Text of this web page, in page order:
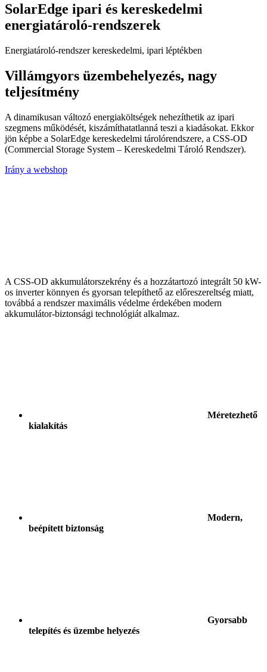
SolarEdge ipari és kereskedelmi
energiatároló-rendszerek
Energiatároló-rendszer kereskedelmi, ipari léptékben
Villámgyors üzembehelyezés, nagy
teljesítmény
A dinamikusan változó energiaköltségek nehezíthetik az ipari
szegmens működését, kiszámíthatatlanná teszi a kiadásokat. Ekkor
jön képbe a SolarEdge kereskedelmi tárolórendszere, a CSS-OD
(Commercial Storage System – Kereskedelmi Tároló Rendszer).
Irány a webshop
A CSS-OD akkumulátorszekrény és a hozzátartozó integrált 50 kW-
os inverter könnyen és gyorsan telepíthető az előreszereltség miatt,
továbbá a rendszer maximális védelme érdekében modern
akkumulátor-biztonsági technológiát alkalmaz.
Méretezhető
kialakítás
Modern,
beépített biztonság
Gyorsabb
telepítés és üzembe helyezés